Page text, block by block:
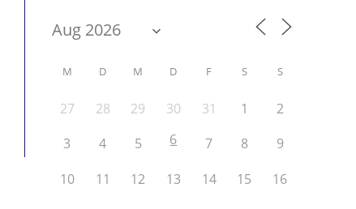
M D M D F S S
27 28 29 30 31 1
2
3
4 5 6 7 8
9
10
11 12 13 14 15
16